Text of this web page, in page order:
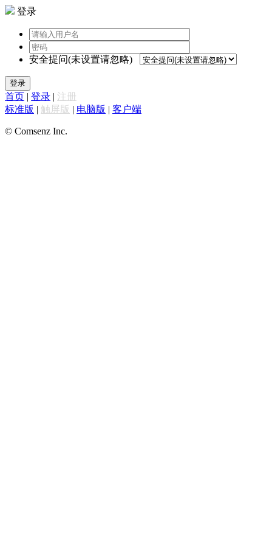
登录
安全提问(未设置请忽略)
登录
首页 | 登录 | 注册
标准版 | 触屏版 | 电脑版 | 客户端
© Comsenz Inc.